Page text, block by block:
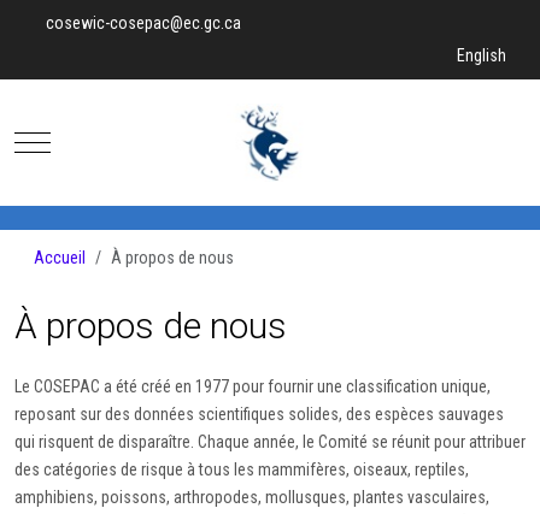
cosewic-cosepac@ec.gc.ca
Sélectionnez
English
Mobile Menu Toggle
Accueil À propos de nous
À propos de nous
Le COSEPAC a été créé en 1977 pour fournir une classification unique,
reposant sur des données scientifiques solides, des espèces sauvages
qui risquent de disparaître. Chaque année, le Comité se réunit pour attribuer
des catégories de risque à tous les mammifères, oiseaux, reptiles,
amphibiens, poissons, arthropodes, mollusques, plantes vasculaires,